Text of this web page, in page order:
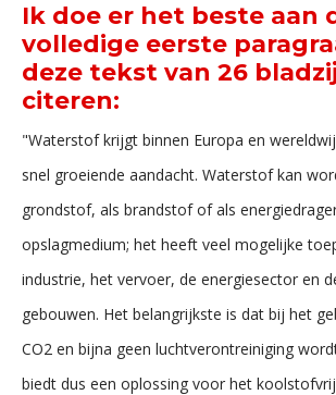
Ik doe er het beste aan
volledige eerste
deze tekst van 26
citeren:
"Waterstof krijgt binnen Europa en
snel groeiende aandacht. Waterstof kan
grondstof, als brandstof of als
opslagmedium; het heeft veel mogelijke
industrie, het vervoer, de energiesector en
gebouwen. Het belangrijkste is dat bij het
CO2 en bijna geen luchtverontreiniging
biedt dus een oplossing voor het